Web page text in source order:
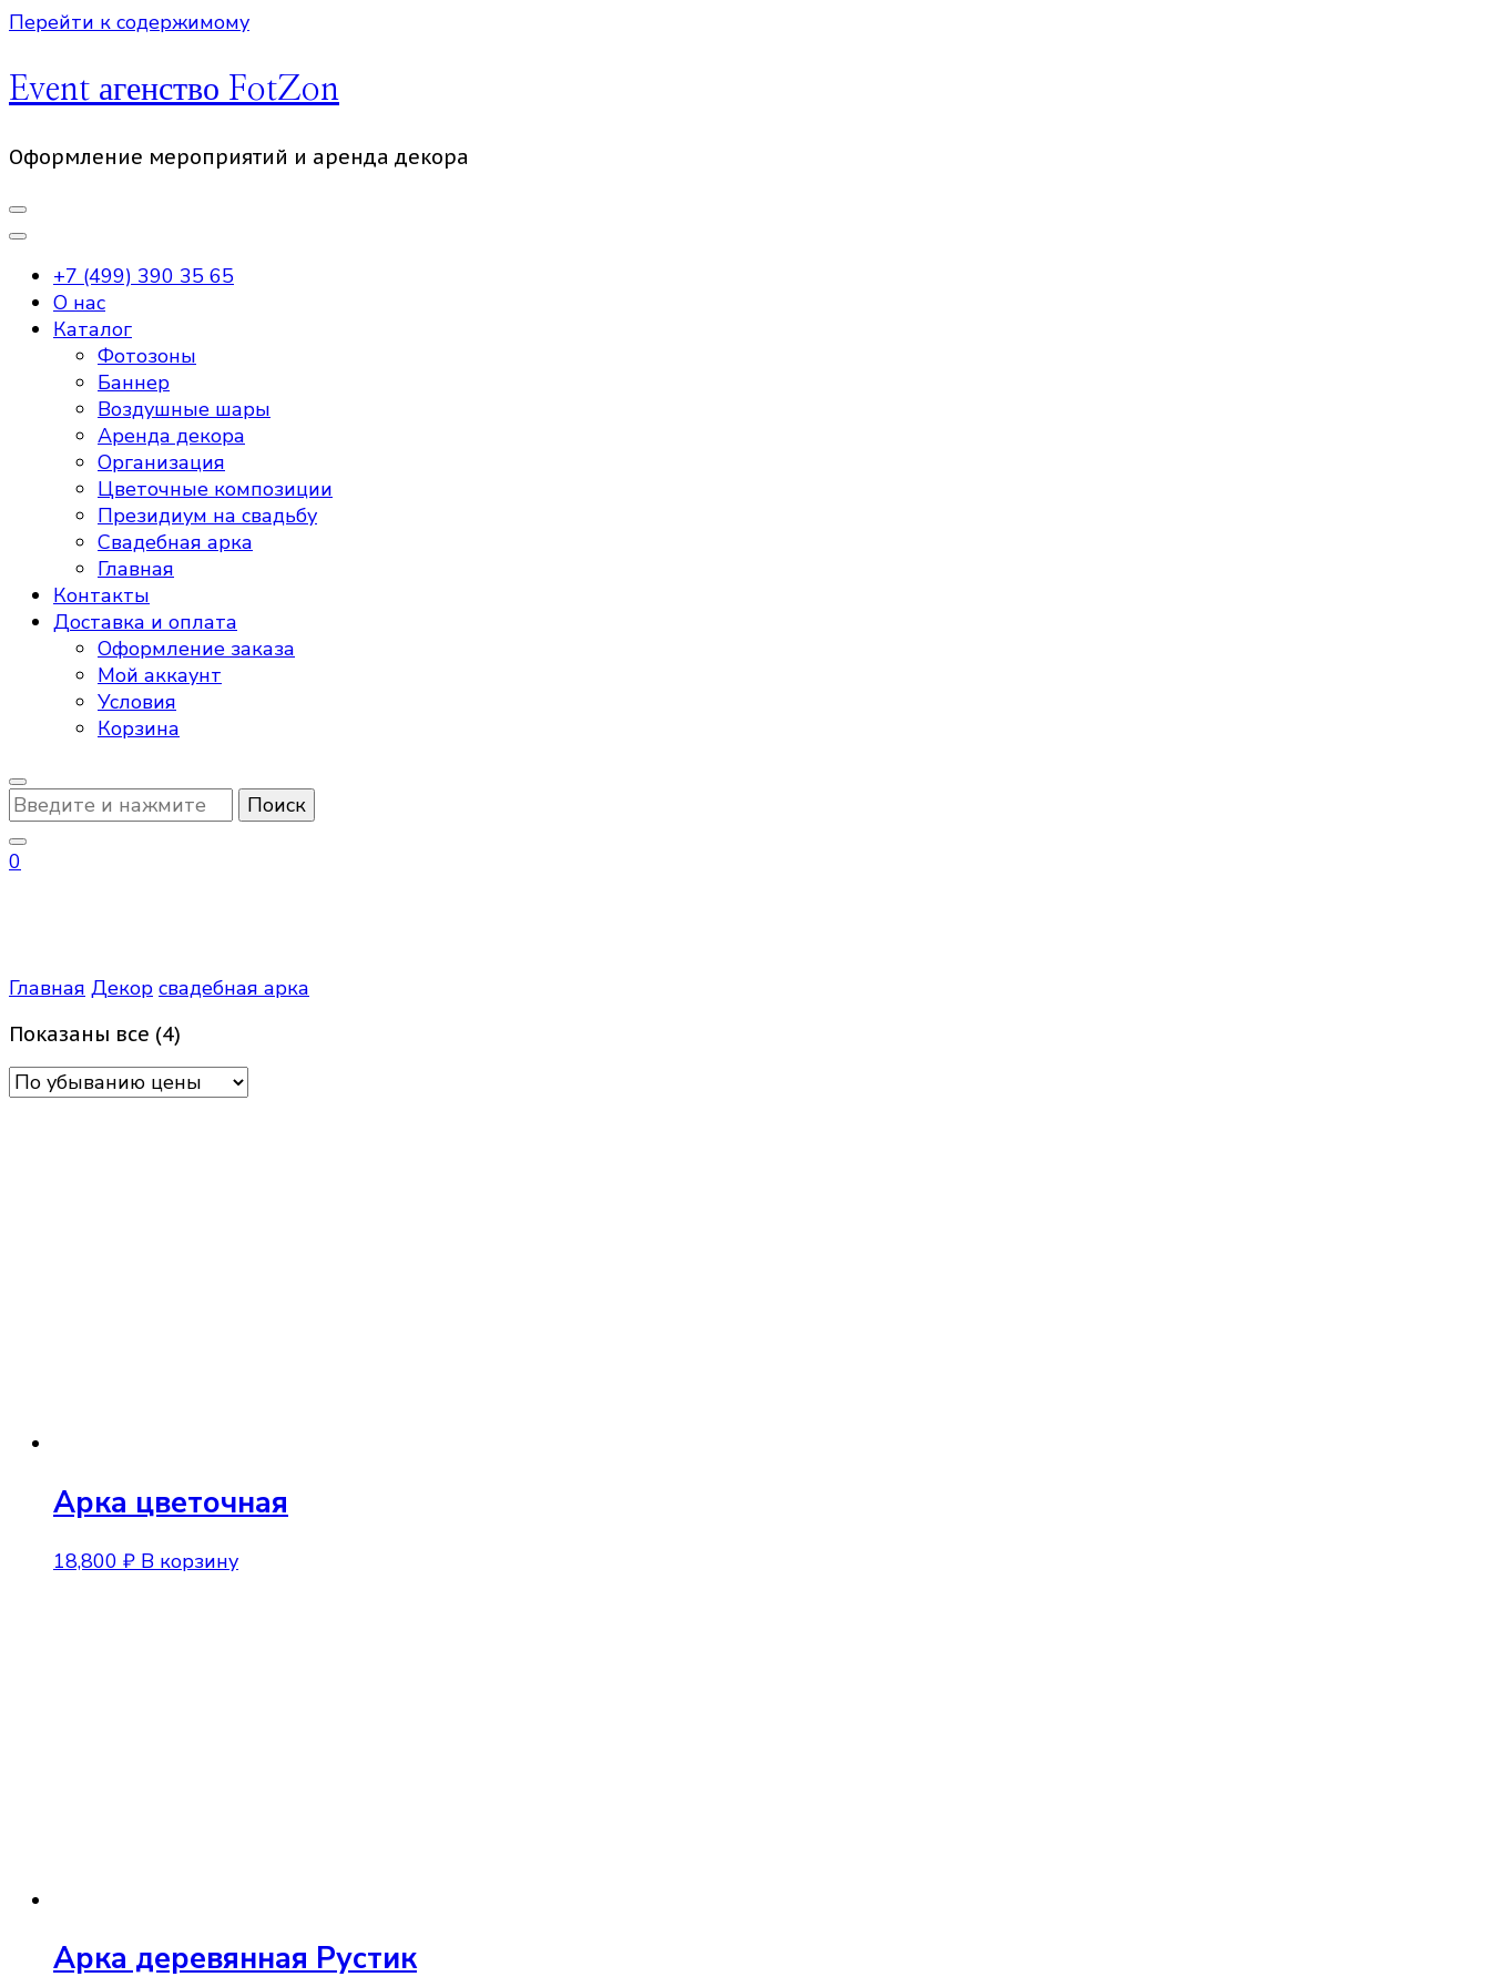
Перейти к содержимому
Event агенство FotZon
Оформление мероприятий и аренда декора
+7 (499) 390 35 65
О нас
Каталог
Фотозоны
Баннер
Воздушные шары
Аренда декора
Организация
Цветочные композиции
Президиум на свадьбу
Свадебная арка
Главная
Контакты
Доставка и оплата
Оформление заказа
Мой аккаунт
Условия
Корзина
Ищите
что-
то?
0
Главная Декор свадебная арка
Показаны все (4)
убыванию
Арка цветочная
18,800 ₽ В корзину
Арка деревянная Рустик